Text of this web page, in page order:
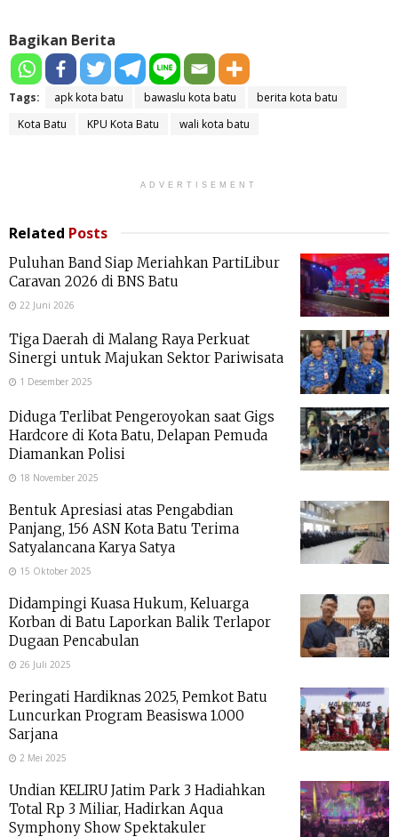
Bagikan Berita
Tags: apk kota batu bawaslu kota batu
berita kota batu
Kota Batu
KPU Kota Batu wali kota batu
ADVERTISEMENT
Related Posts
Puluhan Band Siap Meriahkan PartiLibur
Caravan 2026 di BNS Batu
22 Juni 2026
Tiga Daerah di Malang Raya Perkuat
Sinergi untuk Majukan Sektor Pariwisata
1 Desember 2025
Diduga Terlibat Pengeroyokan saat Gigs
Hardcore di Kota Batu, Delapan Pemuda
Diamankan Polisi
18 November 2025
Bentuk Apresiasi atas Pengabdian
Panjang, 156 ASN Kota Batu Terima
Satyalancana Karya Satya
15 Oktober 2025
Didampingi Kuasa Hukum, Keluarga
Korban di Batu Laporkan Balik Terlapor
Dugaan Pencabulan
26 Juli 2025
Peringati Hardiknas 2025, Pemkot Batu
Luncurkan Program Beasiswa 1.000
Sarjana
2 Mei 2025
Undian KELIRU Jatim Park 3 Hadiahkan
Total Rp 3 Miliar, Hadirkan Aqua
Symphony Show Spektakuler